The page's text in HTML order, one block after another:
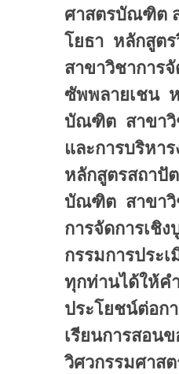
ศาสตรบัณฑิต
โยธา หลักสูต
สาขาวิชาการ
ซัพพลายเชน
บัณฑิต สาขาวิ
และการบริหา
หลักสูตรสถาปั
บัณฑิต สาขาวิ
การจัดการเชิ
กรรมการประ
ทุกท่านได้ให้ค
ประโยชน์ต่อก
เรียนการสอน
วิศวกรรมศาส